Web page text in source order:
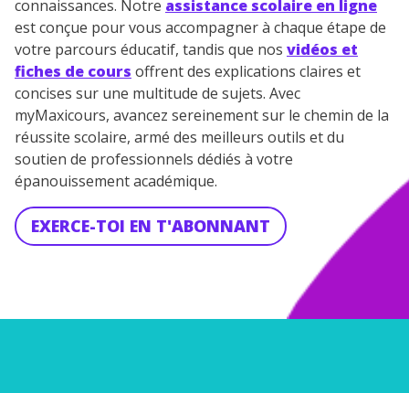
connaissances. Notre assistance scolaire en ligne
est conçue pour vous accompagner à chaque étape de
votre parcours éducatif, tandis que nos vidéos et
fiches de cours offrent des explications claires et
concises sur une multitude de sujets. Avec
myMaxicours, avancez sereinement sur le chemin de la
réussite scolaire, armé des meilleurs outils et du
soutien de professionnels dédiés à votre
épanouissement académique.
EXERCE-TOI EN T'ABONNANT